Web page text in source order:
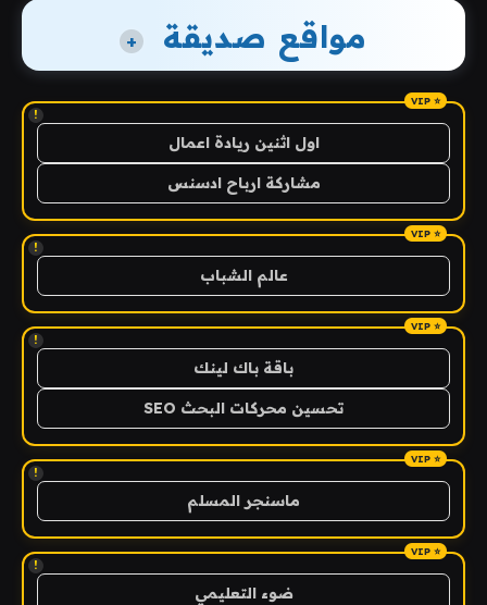
مواقع صديقة +
!
اول اثنين ريادة اعمال
مشاركة ارباح ادسنس
!
عالم الشباب
!
باقة باك لينك
تحسين محركات البحث SEO
!
ماسنجر المسلم
!
ضوء التعليمي